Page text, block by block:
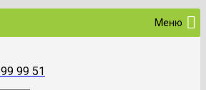
Меню
99 51